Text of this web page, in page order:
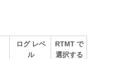
ログ レベ
ル
RTMT で
選択する